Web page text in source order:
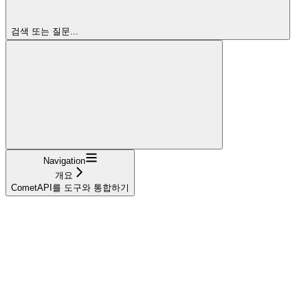
검색 또는 질문...
Navigation
개요
CometAPI를 도구와 통합하기